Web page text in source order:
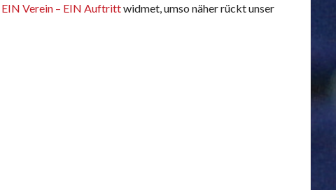
EIN Verein – EIN Auftrittwidmet, umso näher rückt unser